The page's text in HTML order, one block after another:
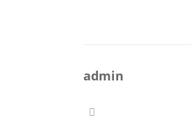
admin